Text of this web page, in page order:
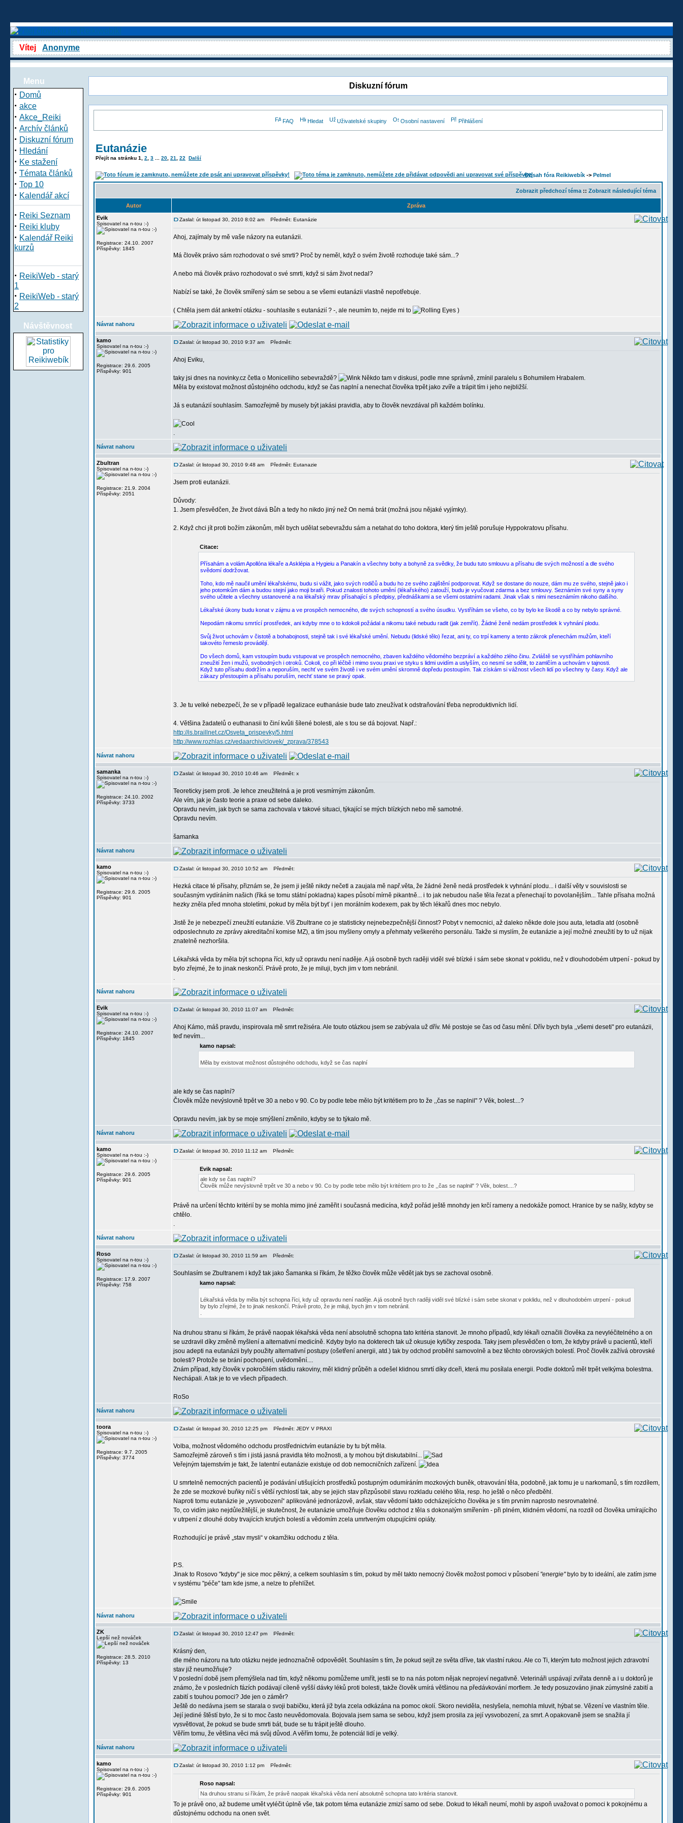
Vítej Anonyme
Menu
· Domů
· akce
· Akce_Reiki
· Archív článků
· Diskuzní fórum
· Hledání
· Ke stažení
· Témata článků
· Top 10
· Kalendář akcí
· Reiki Seznam
· Reiki kluby
· Kalendář Reiki
kurzů
· ReikiWeb - starý
1
· ReikiWeb - starý
2
Návštěvnost
Diskuzní fórum
FAQ Hledat Uživatelské skupiny Osobní nastavení Přihlášení
Eutanázie
Přejít na stránku 1 2 3 20 21 22 Další
Obsah fóra Reikiwebík -> Pelmel
Zobrazit předchozí téma :: Zobrazit následující téma
Autor
Zpráva
Evik
Spisovatel na n-tou :-)
Registrace: 24.10. 2007
Příspěvky: 1845
Zaslal: út listopad 30, 2010 8:02 am Předmět: Eutanázie
Ahoj, zajímaly by mě vaše názory na eutanázii.
Má člověk právo sám rozhodovat o své smrti? Proč by neměl, když o svém životě rozhoduje také sám...?
A nebo má člověk právo rozhodovat o své smrti, když si sám život nedal?
Nabízí se také, že člověk smířený sám se sebou a se všemi eutanázii vlastně nepotřebuje.
( Chtěla jsem dát anketní otázku - souhlasíte s eutanázií ? -, ale neumím to, nejde mi to )
Návrat nahoru
kamo
Spisovatel na n-tou :-)
Registrace: 29.6. 2005
Příspěvky: 901
Zaslal: út listopad 30, 2010 9:37 am Předmět:
Ahoj Eviku,
taky jsi dnes na novinky.cz četla o Monicelliho sebevraždě?
Někdo tam v diskusi, podle mne správně, zmínil paralelu s Bohumilem Hrabalem.
Měla by existovat možnost důstojného odchodu, když se čas naplní a nenechat člověka trpět jako zvíře a trápit tím i jeho nejbližší.
Já s eutanázií souhlasím. Samozřejmě by musely být jakási pravidla, aby to člověk nevzdával při každém bolínku.
.
Návrat nahoru
Zbultran
Spisovatel na n-tou :-)
Registrace: 21.9. 2004
Příspěvky: 2051
Zaslal: út listopad 30, 2010 9:48 am Předmět: Eutanazie
Jsem proti eutanázii.
Důvody:
1. Jsem přesvědčen, že život dává Bůh a tedy ho nikdo jiný než On nemá brát (možná jsou nějaké vyjímky).
2. Když chci jít proti božím zákonům, měl bych udělat sebevraždu sám a netahat do toho doktora, který tím ještě porušuje Hyppokratovu přísahu.
Citace:
Přísahám a volám Apollóna lékaře a Asklépia a Hygieiu a Panakín a všechny bohy a bohyně za svědky, že budu tuto smlouvu a přísahu dle svých možností a dle svého
svědomí dodržovat.
Toho, kdo mě naučil umění lékařskému, budu si vážit, jako svých rodičů a budu ho ze svého zajištění podporovat. Když se dostane do nouze, dám mu ze svého, stejně jako i
jeho potomkům dám a budou stejní jako moji bratři. Pokud znalosti tohoto umění (lékařského) zatouží, budu je vyučovat zdarma a bez smlouvy. Seznámím své syny a syny
svého učitele a všechny ustanovené a na lékařský mrav přísahající s předpisy, přednáškami a se všemi ostatními radami. Jinak však s nimi neseznámím nikoho dalšího.
Lékařské úkony budu konat v zájmu a ve prospěch nemocného, dle svých schopností a svého úsudku. Vystříhám se všeho, co by bylo ke škodě a co by nebylo správné.
Nepodám nikomu smrtící prostředek, ani kdyby mne o to kdokoli požádal a nikomu také nebudu radit (jak zemřít). Žádné ženě nedám prostředek k vyhnání plodu.
Svůj život uchovám v čistotě a bohabojnosti, stejně tak i své lékařské umění. Nebudu (lidské tělo) řezat, ani ty, co trpí kameny a tento zákrok přenechám mužům, kteří
takovéto řemeslo provádějí.
Do všech domů, kam vstoupím budu vstupovat ve prospěch nemocného, zbaven každého vědomého bezpráví a každého zlého činu. Zvláště se vystříhám pohlavního
zneužití žen i mužů, svobodných i otroků. Cokoli, co při léčbě i mimo svou praxi ve styku s lidmi uvidím a uslyším, co nesmí se sdělit, to zamlčím a uchovám v tajnosti.
Když tuto přísahu dodržím a neporuším, nechť ve svém životě i ve svém umění skromně dopředu postoupím. Tak získám si vážnost všech lidí po všechny ty časy. Když ale
zákazy přestoupím a přísahu poruším, nechť stane se pravý opak.
3. Je tu velké nebezpečí, že se v případě legalizace euthanásie bude tato zneužívat k odstraňování třeba neproduktivních lidí.
4. Většina žadatelů o euthanasii to činí kvůli šílené bolesti, ale s tou se dá bojovat. Např.:
http://is.braillnet.cz/Osveta_prispevky/5.html
http://www.rozhlas.cz/vedaarchiv/clovek/_zprava/378543
Návrat nahoru
samanka
Spisovatel na n-tou :-)
Registrace: 24.10. 2002
Příspěvky: 3733
Zaslal: út listopad 30, 2010 10:46 am Předmět: x
Teoreticky jsem proti. Je lehce zneužitelná a je proti vesmírným zákonům.
Ale vím, jak je často teorie a praxe od sebe daleko.
Opravdu nevím, jak bych se sama zachovala v takové situaci, týkající se mých blízkých nebo mě samotné.
Opravdu nevím.
šamanka
Návrat nahoru
kamo
Spisovatel na n-tou :-)
Registrace: 29.6. 2005
Příspěvky: 901
Zaslal: út listopad 30, 2010 10:52 am Předmět:
Hezká citace té přísahy, přiznám se, že jsem ji ještě nikdy nečetl a zaujala mě např.věta, že žádné ženě nedá prostředek k vyhnání plodu... i další věty v souvislosti se
současným vydíráním našich (říká se tomu státní pokladna) kapes působí mírně pikantně... i to jak nebudou naše těla řezat a přenechají to povolanějším... Tahle přísaha možná
hezky zněla před mnoha stoletími, pokud by měla být byť i jen morálním kodexem, pak by těch lékařů dnes moc nebylo.
Jistě že je nebezpečí zneužití eutanázie. Víš Zbultrane co je statisticky nejnebezpečnější činnost? Pobyt v nemocnici, až daleko někde dole jsou auta, letadla atd (osobně
odposlechnuto ze zprávy akreditační komise MZ), a tím jsou myšleny omyly a přehmaty veškerého personálu. Takže si myslím, že eutanázie a její možné zneužití by to už nijak
znatelně nezhoršila.
Lékařská věda by měla být schopna říci, kdy už opravdu není naděje. A já osobně bych raději viděl své blízké i sám sebe skonat v poklidu, než v dlouhodobém utrpení - pokud by
bylo zřejmé, že to jinak neskončí. Právě proto, že je miluji, bych jim v tom nebránil.
.
Návrat nahoru
Evik
Spisovatel na n-tou :-)
Registrace: 24.10. 2007
Příspěvky: 1845
Zaslal: út listopad 30, 2010 11:07 am Předmět:
Ahoj Kámo, máš pravdu, inspirovala mě smrt režiséra. Ale touto otázkou jsem se zabývala už dřív. Mé postoje se čas od času mění. Dřív bych byla ,,všemi deseti" pro eutanázii,
teď nevím...
kamo napsal:
Měla by existovat možnost důstojného odchodu, když se čas naplní
ale kdy se čas naplní?
Člověk může nevýslovně trpět ve 30 a nebo v 90. Co by podle tebe mělo být kritétiem pro to že ,,čas se naplnil" ? Věk, bolest....?
Opravdu nevím, jak by se moje smýšlení změnilo, kdyby se to týkalo mě.
Návrat nahoru
kamo
Spisovatel na n-tou :-)
Registrace: 29.6. 2005
Příspěvky: 901
Zaslal: út listopad 30, 2010 11:12 am Předmět:
Evik napsal:
ale kdy se čas naplní?
Člověk může nevýslovně trpět ve 30 a nebo v 90. Co by podle tebe mělo být kritétiem pro to že ,,čas se naplnil" ? Věk, bolest....?
Právě na určení těchto kritérií by se mohla mimo jiné zaměřit i současná medicína, když pořád ještě mnohdy jen krčí rameny a nedokáže pomoct. Hranice by se našly, kdyby se
chtělo.
.
Návrat nahoru
Roso
Spisovatel na n-tou :-)
Registrace: 17.9. 2007
Příspěvky: 758
Zaslal: út listopad 30, 2010 11:59 am Předmět:
Souhlasím se Zbultranem i když tak jako Šamanka si říkám, že těžko člověk může vědět jak bys se zachoval osobně.
kamo napsal:
Lékařská věda by měla být schopna říci, kdy už opravdu není naděje. A já osobně bych raději viděl své blízké i sám sebe skonat v poklidu, než v dlouhodobém utrpení - pokud
by bylo zřejmé, že to jinak neskončí. Právě proto, že je miluji, bych jim v tom nebránil.
Na druhou stranu si říkám, že právě naopak lékařská věda není absolutně schopna tato kritéria stanovit. Je mnoho případů, kdy lékaři označili člověka za nevyléčitelného a on
se uzdravil díky změně myšlení a alternativní medicíně. Kdyby bylo na dokterech tak už okusuje kytičky zespoda. Taky jsem přesvědčen o tom, že kdyby právě u pacientů, kteří
jsou adepti na eutanázii byly použity alternativní postupy (ošetření anergii, atd.) tak by odchod proběhl samovolně a bez těchto obrovských bolestí. Proč člověk zažívá obrovské
bolesti? Protože se brání pochopení, uvědomění....
Znám případ, kdy člověk v pokročilém stádiu rakoviny, měl klidný průběh a odešel klidnou smrtí díky dceři, která mu posílala energii. Podle doktorů měl trpět velkýma bolestma.
Nechápali. A tak je to ve všech případech.
RoSo
Návrat nahoru
toora
Spisovatel na n-tou :-)
Registrace: 9.7. 2005
Příspěvky: 3774
Zaslal: út listopad 30, 2010 12:25 pm Předmět: JEDY V PRAXI
Volba, možnost vědomého odchodu prostřednictvím eutanázie by tu být měla.
Samozřejmě zároveň s tím i jistá jasná pravidla této možnosti, a ty mohou být diskutabilní...
Veřejným tajemstvím je fakt, že latentní eutanázie existuje od dob nemocničních zařízení.
U smrtelně nemocných pacientů je podávání utišujících prostředků postupným odumíráním mozkových buněk, otravování těla, podobně, jak tomu je u narkomanů, s tím rozdílem,
že zde se mozkové buňky ničí s větší rychlostí tak, aby se jejich stav přizpůsobil stavu rozkladu celého těla, resp. ho ještě o něco předběhl.
Naproti tomu eutanázie je „vysvobození“ aplikováné jednorázově, avšak, stav vědomí takto odcházejícícho člověka je s tím prvním naprosto nesrovnatelné.
To, co vidím jako nejdůležitější, je skutečnost, že eutanázie umožňuje člověku odchod z těla s dokonalým smířením - při plném, klidném vědomí, na rozdíl od člověka umírajícího
v utrpení z dlouhé doby trvajících krutých bolestí a vědomím zcela umrtveným otupujícími opiáty.
Rozhodující je právě „stav mysli“ v okamžiku odchodu z těla.
P.S.
Jinak to Rosovo "kdyby" je sice moc pěkný, a celkem souhlasím s tím, pokud by měl takto nemocný člověk možost pomoci v působení "energie"bylo by to ideální, ale zatím jsme
v systému "péče" tam kde jsme, a nelze to přehlížet.
Návrat nahoru
ZK
Lepší než nováček
Registrace: 28.5. 2010
Příspěvky: 13
Zaslal: út listopad 30, 2010 12:47 pm Předmět:
Krásný den,
dle mého názoru na tuto otázku nejde jednoznačně odpovědět. Souhlasím s tím, že pokud sejít ze světa dříve, tak vlastní rukou. Ale co Ti, kterým tuto možnost jejich zdravotní
stav již neumožňuje?
V poslední době jsem přemýšlela nad tím, když někomu pomůžeme umřít, jestli se to na nás potom nějak neprojeví negativně. Veterináři uspávají zvířata denně a i u doktorů je
známo, že v posledních fázích podávají cíleně vyšší dávky léků proti bolesti, takže člověk umírá většinou na předávkování morfiem. Je tedy posuzováno jinak zúmyslné zabití a
zabití s touhou pomoci? Jde jen o záměr?
Ještě do nedávna jsem se starala o svoji babičku, která již byla zcela odkázána na pomoc okolí. Skoro neviděla, neslyšela, nemohla mluvit, hýbat se. Vězení ve vlastním těle.
Její jediné štěstí bylo, že si to moc často neuvědomovala. Bojovala jsem sama se sebou, když jsem prosila za její vysvobození, za smrt. A opakovaně jsem se snažila jí
vysvětlovat, že pokud se bude smrti bát, bude se tu trápit ještě dlouho.
Věřím tomu, že většina věci má svůj důvod. A věřím tomu, že potenciál lidí je velký.
Návrat nahoru
kamo
Spisovatel na n-tou :-)
Registrace: 29.6. 2005
Příspěvky: 901
Zaslal: út listopad 30, 2010 1:12 pm Předmět:
Roso napsal:
Na druhou stranu si říkám, že právě naopak lékařská věda není absolutně schopna tato kritéria stanovit.
To je právě ono, až budeme umět vyléčit úplně vše, tak potom téma eutanázie zmizí samo od sebe. Dokud to lékaři neumí, mohli by aspoň uvažovat o pomoci k pokojnému a
důstojnému odchodu na onen svět.